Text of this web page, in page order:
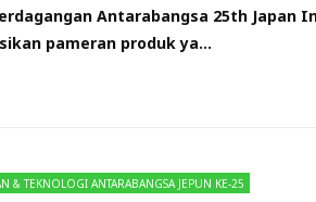
Antarabangsa 25th Japan
pameran produk ya...
& TEKNOLOGI ANTARABANGSA JEPUN KE-25